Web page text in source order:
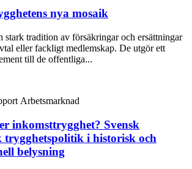
nya mosaik
stark tradition av försäkringar och ersättningar
eller fackligt medlemskap. De utgör ett
till de offentliga...
Arbetsmarknad
inkomsttrygghet? Svensk
trygghetspolitik i historisk och
belysning